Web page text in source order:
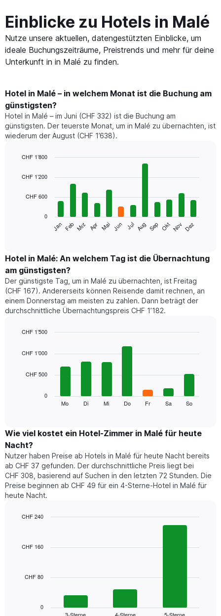
Einblicke zu Hotels in Malé
Nutze unsere aktuellen, datengestützten Einblicke, um
ideale Buchungszeiträume, Preistrends und mehr für deine
Unterkunft in in Malé zu finden.
Hotel in Malé – in welchem Monat ist die Buchung am
günstigsten?
Hotel in Malé – im Juni (CHF 332) ist die Buchung am
günstigsten. Der teuerste Monat, um in Malé zu übernachten, ist
wiederum der August (CHF 1’638).
chart
bars.
den
durchschnittlichen
Zimmerpreis
im
jeweiligen
Monat
an.
Diagramm
die
Monate
hat
1
Y-
Achse,
die
den
durchschnittlichen
Zimmerpreis
graphic.
Jan Feb Mrz Apr Mai Jun Jul Aug Sep Okt Nov Dez
0
CHF 600
CHF 1’200
CHF 1’800
Hotel in Malé: An welchem Tag ist die Übernachtung
am günstigsten?
Der günstigste Tag, um in Malé zu übernachten, ist Freitag
(CHF 167). Andererseits können Reisende damit rechnen, an
einem Donnerstag am meisten zu zahlen. Dann beträgt der
durchschnittliche Übernachtungspreis CHF 1’182.
chart
bars.
den
durchschnittlichen
Preis
eines
Zimmers
für
den
jeweiligen
Das
die
Mo Di Mi Do Fr Sa So
0
CHF 500
CHF 1’000
CHF 1’500
Wie viel kostet ein Hotel-Zimmer in Malé für heute
Nacht?
Nutzer haben Preise ab Hotels in Malé für heute Nacht bereits
ab CHF 37 gefunden. Der durchschnittliche Preis liegt bei
CHF 308, basierend auf Suchen in den letzten 72 Stunden. Die
Preise beginnen ab CHF 49 für ein 4-Sterne-Hotel in Malé für
heute Nacht.
with
Das
0
CHF 80
CHF 160
CHF 240